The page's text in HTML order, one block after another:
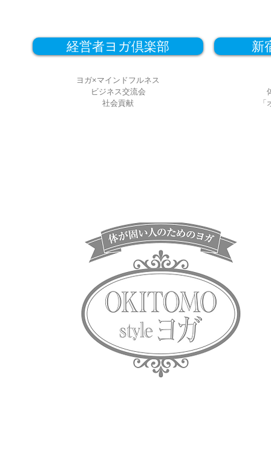
経営者ヨガ倶楽部
ヨガ×マインドフルネス
ビジネス交流会
​社会貢献
新